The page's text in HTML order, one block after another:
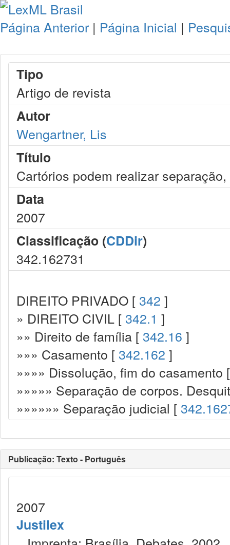
Página Anterior | Página Inicial |
Tipo
Artigo de revista
Autor
Wengartner, Lis
Título
Cartórios podem realizar
Data
2007
Classificação (CDDir)
342.162731
DIREITO PRIVADO [ 342 ]
» DIREITO CIVIL [ 342.1 ]
»» Direito de família [ 342.16 ]
»»» Casamento [ 342.162 ]
»»»» Dissolução, fim do casamento
»»»»» Separação de corpos.
»»»»»» Separação judicial [
Publicação: Texto - Português
2007
Justilex